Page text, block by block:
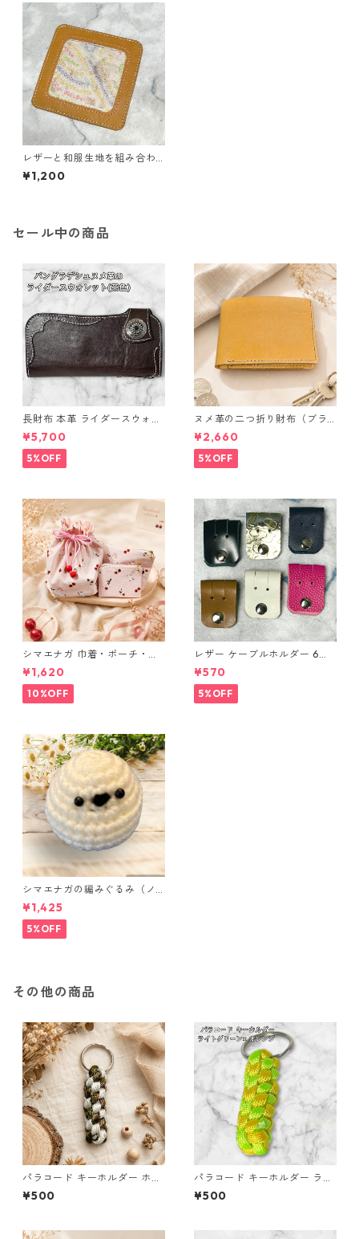
レザーと和服生地を組み合わ
せたコースター
¥1,200
セール中の商品
長財布 本革 ライダースウォレ
ット 国産 ヌメ革 ブラウン バ
ングラデシュ l175 レザー 革財
布 ハンドメイド 経年変化
¥5,700
5%OFF
ヌメ革の二つ折り財布（ブラ
ウン系）
¥2,660
5%OFF
シマエナガ 巾着・ポーチ・ミ
ニポーチ(カード収納にも) ３
点セット さくらんぼ柄×淡いピ
ンク
¥1,620
10%OFF
レザー ケーブルホルダー 6個
セット
¥570
5%OFF
シマエナガの編みぐるみ（ノ
ーマル）
¥1,425
5%OFF
その他の商品
パラコード キーホルダー ホワ
イト× グリーン・ブラウン ハ
ンドメイド 国産 本革 ヌメ革
¥500
パラコード キーホルダー ライ
トグリーン イエロー 編み込み
s26
¥500